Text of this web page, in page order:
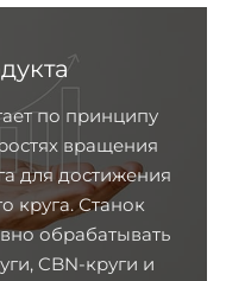
по принципу
вращения
для достижения
круга. Станок
обрабатывать
CBN-круги и